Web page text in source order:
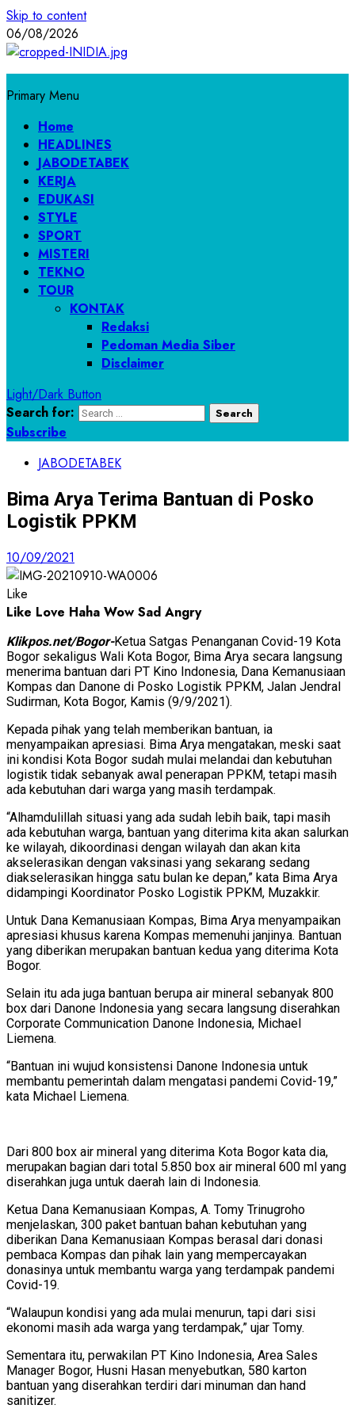
Skip to content
06/08/2026
Primary Menu
Home
HEADLINES
JABODETABEK
KERJA
EDUKASI
STYLE
SPORT
MISTERI
TEKNO
TOUR
KONTAK
Redaksi
Pedoman Media Siber
Disclaimer
Light/Dark Button
Search for:
Subscribe
JABODETABEK
Bima Arya Terima Bantuan di Posko
Logistik PPKM
10/09/2021
Like
Like Love Haha Wow Sad Angry
Klikpos.net/Bogor-Ketua Satgas Penanganan Covid-19 Kota
Bogor sekaligus Wali Kota Bogor, Bima Arya secara langsung
menerima bantuan dari PT Kino Indonesia, Dana Kemanusiaan
Kompas dan Danone di Posko Logistik PPKM, Jalan Jendral
Sudirman, Kota Bogor, Kamis (9/9/2021).
Kepada pihak yang telah memberikan bantuan, ia
menyampaikan apresiasi. Bima Arya mengatakan, meski saat
ini kondisi Kota Bogor sudah mulai melandai dan kebutuhan
logistik tidak sebanyak awal penerapan PPKM, tetapi masih
ada kebutuhan dari warga yang masih terdampak.
“Alhamdulillah situasi yang ada sudah lebih baik, tapi masih
ada kebutuhan warga, bantuan yang diterima kita akan salurkan
ke wilayah, dikoordinasi dengan wilayah dan akan kita
akselerasikan dengan vaksinasi yang sekarang sedang
diakselerasikan hingga satu bulan ke depan,” kata Bima Arya
didampingi Koordinator Posko Logistik PPKM, Muzakkir.
Untuk Dana Kemanusiaan Kompas, Bima Arya menyampaikan
apresiasi khusus karena Kompas memenuhi janjinya. Bantuan
yang diberikan merupakan bantuan kedua yang diterima Kota
Bogor.
Selain itu ada juga bantuan berupa air mineral sebanyak 800
box dari Danone Indonesia yang secara langsung diserahkan
Corporate Communication Danone Indonesia, Michael
Liemena.
“Bantuan ini wujud konsistensi Danone Indonesia untuk
membantu pemerintah dalam mengatasi pandemi Covid-19,”
kata Michael Liemena.
Dari 800 box air mineral yang diterima Kota Bogor kata dia,
merupakan bagian dari total 5.850 box air mineral 600 ml yang
diserahkan juga untuk daerah lain di Indonesia.
Ketua Dana Kemanusiaan Kompas, A. Tomy Trinugroho
menjelaskan, 300 paket bantuan bahan kebutuhan yang
diberikan Dana Kemanusiaan Kompas berasal dari donasi
pembaca Kompas dan pihak lain yang mempercayakan
donasinya untuk membantu warga yang terdampak pandemi
Covid-19.
“Walaupun kondisi yang ada mulai menurun, tapi dari sisi
ekonomi masih ada warga yang terdampak,” ujar Tomy.
Sementara itu, perwakilan PT Kino Indonesia, Area Sales
Manager Bogor, Husni Hasan menyebutkan, 580 karton
bantuan yang diserahkan terdiri dari minuman dan hand
sanitizer.